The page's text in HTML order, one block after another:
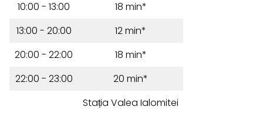
10:00 - 13:00
18 min*
13:00 - 20:00
12 min*
20:00 - 22:00
18 min*
22:00 - 23:00
20 min*
Stația Valea Ialomitei